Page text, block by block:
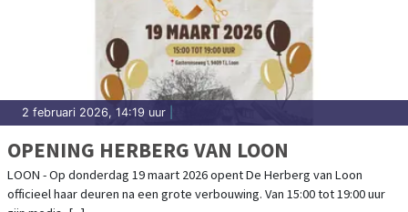
2 februari 2026, 14:19 uur
OPENING HERBERG VAN LOON
LOON - Op donderdag 19 maart 2026 opent De Herberg van Loon
officieel haar deuren na een grote verbouwing. Van 15:00 tot 19:00 uur